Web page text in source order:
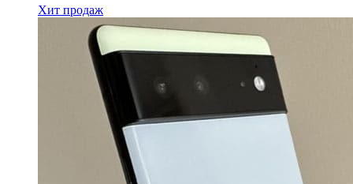
Хит продаж